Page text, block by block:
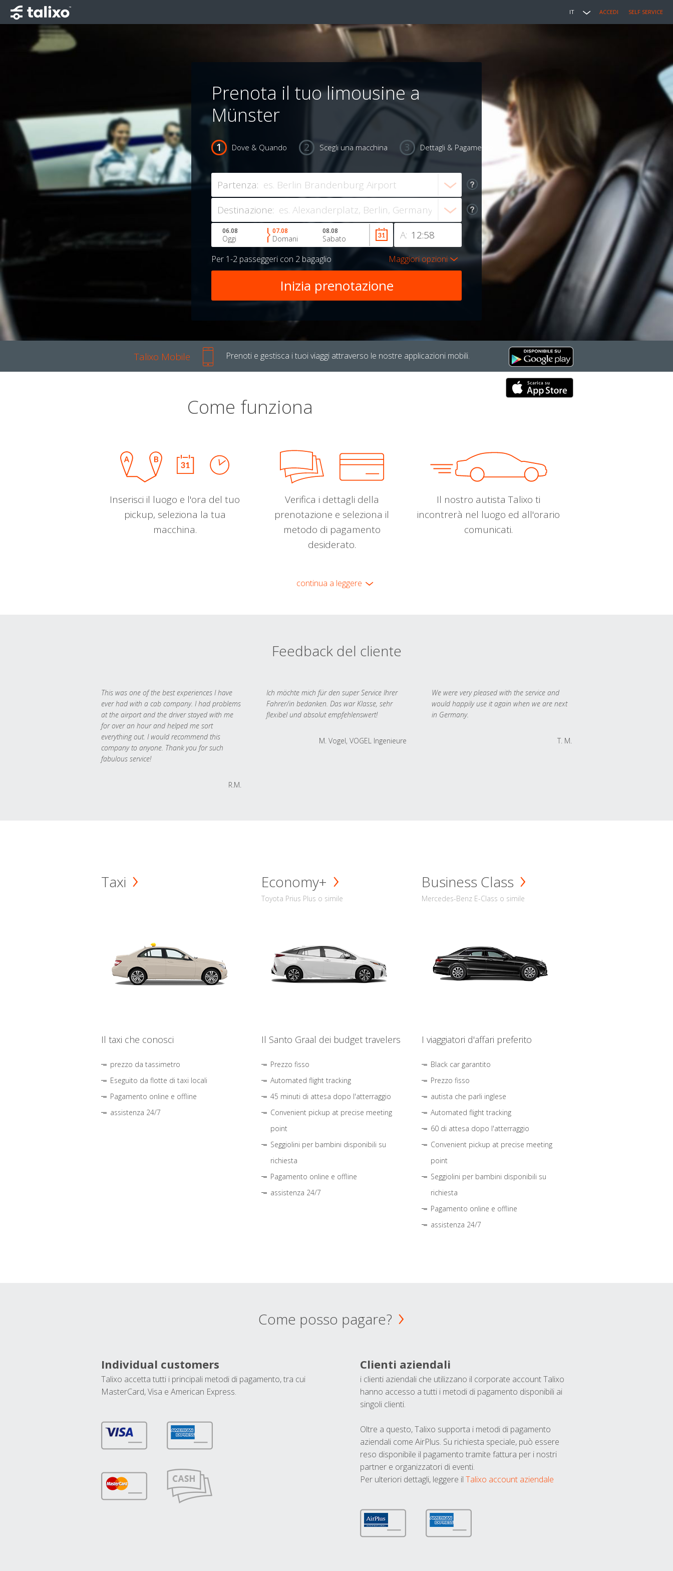
IT ACCEDI SELF SERVICE
Prenota il tuo limousine a
Münster
Dove & Quando Scegli una macchina Dettagli & Pagamento
Partenza:
Destinazione:
A:
06.08
Oggi
07.08
Domani
08.08
Sabato
Per 1-2 passeggeri con 2 bagaglio Maggiori opzioni
Talixo Mobile Prenoti e gestisca i tuoi viaggi attraverso le nostre applicazioni mobili.
Come funziona
Inserisci il luogo e l'ora del tuo
pickup, seleziona la tua
macchina.
Verifica i dettagli della
prenotazione e seleziona il
metodo di pagamento
desiderato.
Il nostro autista Talixo ti
incontrerà nel luogo ed all'orario
comunicati.
continua a leggere
Feedback del cliente
This was one of the best experiences I have
ever had with a cab company. I had problems
at the airport and the driver stayed with me
for over an hour and helped me sort
everything out. I would recommend this
company to anyone. Thank you for such
fabulous service!
R.M.
Ich möchte mich für den super Service Ihrer
Fahrer/in bedanken. Das war Klasse, sehr
flexibel und absolut empfehlenswert!
M. Vogel, VOGEL Ingenieure
We were very pleased with the service and
would happily use it again when we are next
in Germany.
T. M.
Taxi
Il taxi che conosci
prezzo da tassimetro
Eseguito da flotte di taxi locali
Pagamento online e offline
assistenza 24/7
Economy+
Toyota Prius Plus o simile
Il Santo Graal dei budget travelers
Prezzo fisso
Automated flight tracking
45 minuti di attesa dopo l'atterraggio
Convenient pickup at precise meeting
point
Seggiolini per bambini disponibili su
richiesta
Pagamento online e offline
assistenza 24/7
Business Class
Mercedes-Benz E-Class o simile
I viaggiatori d'affari preferito
Black car garantito
Prezzo fisso
autista che parli inglese
Automated flight tracking
60 di attesa dopo l'atterraggio
Convenient pickup at precise meeting
point
Seggiolini per bambini disponibili su
richiesta
Pagamento online e offline
assistenza 24/7
Come posso pagare?
Individual customers
Talixo accetta tutti i principali metodi di pagamento, tra cui
MasterCard, Visa e American Express.
Clienti aziendali
i clienti aziendali che utilizzano il corporate account Talixo
hanno accesso a tutti i metodi di pagamento disponibili ai
singoli clienti.
Oltre a questo, Talixo supporta i metodi di pagamento
aziendali come AirPlus. Su richiesta speciale, può essere
reso disponibile il pagamento tramite fattura per i nostri
partner e organizzatori di eventi.
Per ulteriori dettagli, leggere il Talixo account aziendale